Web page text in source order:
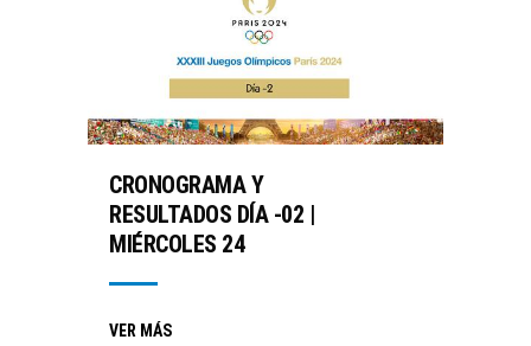
CRONOGRAMA Y
RESULTADOS DÍA -02 |
MIÉRCOLES 24
VER MÁS